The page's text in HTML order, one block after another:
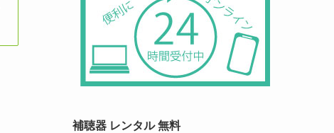
補聴器 レンタル 無料